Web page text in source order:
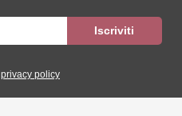
privacy policy